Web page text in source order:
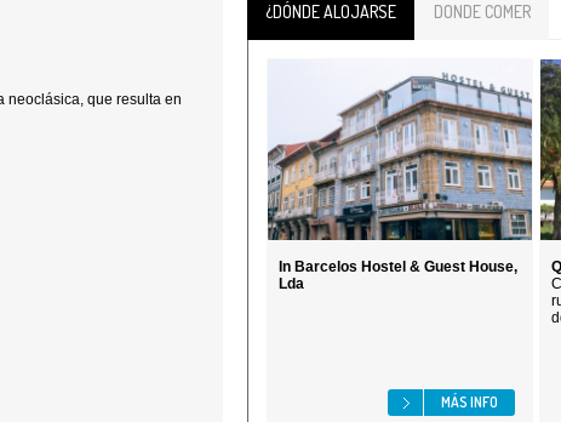
neoclásica, que resulta en
¿DÓNDE ALOJARSE DONDE COMER
In Barcelos Hostel & Guest House,
Lda
MÁS INFO